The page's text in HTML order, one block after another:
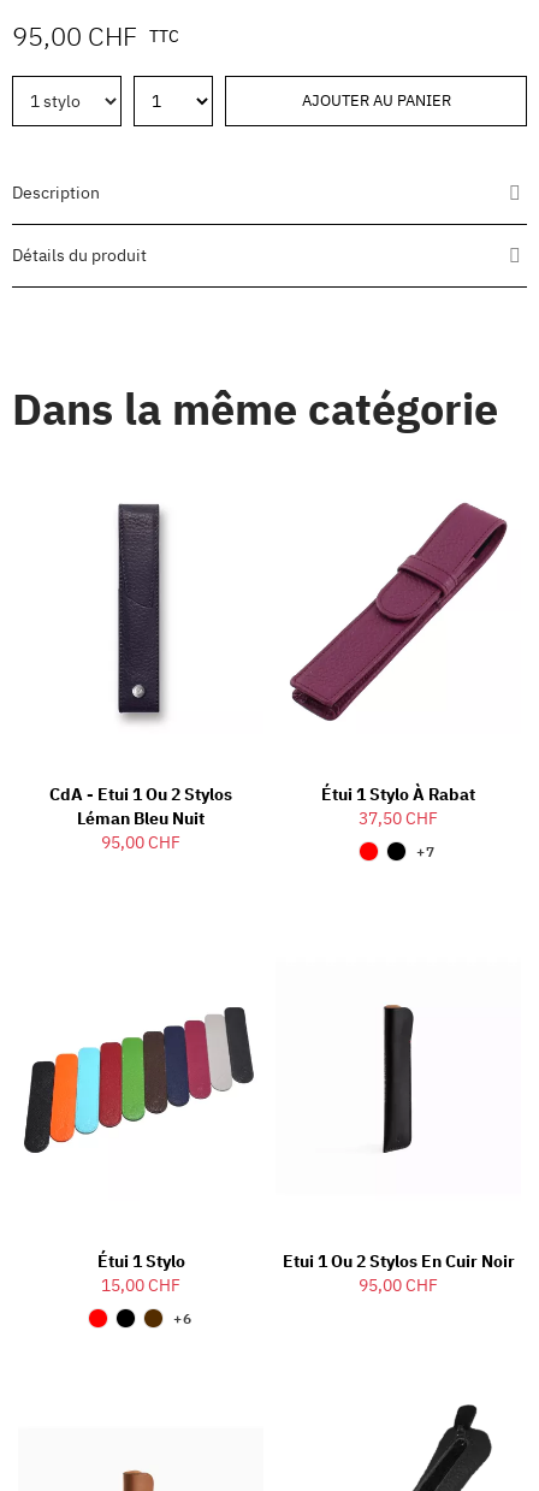
95,00 CHF TTC
AJOUTER AU PANIER
Description
Détails du produit
Dans la même catégorie
CdA - Etui 1 Ou 2 Stylos
Léman Bleu Nuit
95,00 CHF
Étui 1 Stylo À Rabat
37,50 CHF
+7
Étui 1 Stylo
15,00 CHF
+6
Etui 1 Ou 2 Stylos En Cuir Noir
95,00 CHF